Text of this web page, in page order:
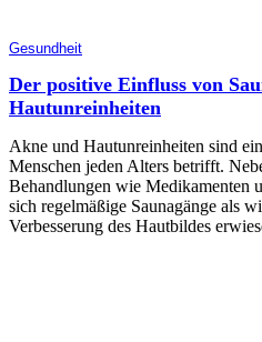
Gesundheit
Der positive Einfluss von
Hautunreinheiten
Akne und Hautunreinheiten sind
Menschen jeden Alters betrifft.
Behandlungen wie Medikamenten
sich regelmäßige Saunagänge als
Verbesserung des Hautbildes